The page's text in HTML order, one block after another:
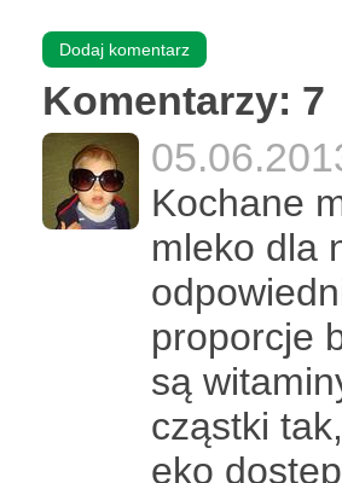
Dodaj komentarz
Komentarzy: 7
Kochane
mleko dla
proporcje
są
cząstki
eko